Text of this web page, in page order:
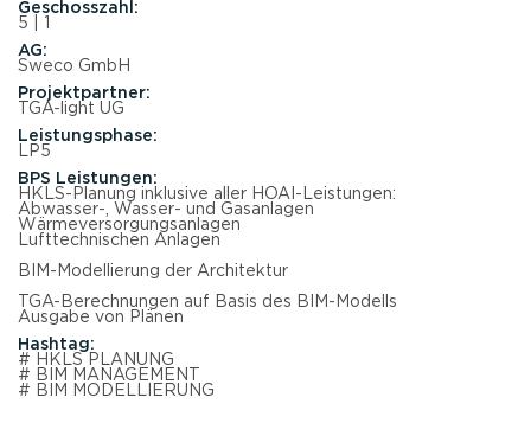
Geschosszahl:
5 | 1
AG:
Sweco GmbH​
Projektpartner:
TGA-light UG
Leistungsphase:
LP5
BPS Leistungen:
HKLS-Planung inklusive aller HOAI-Leistungen:
Abwasser-, Wasser- und Gasanlagen
Wärmeversorgungsanlagen
Lufttechnischen Anlagen
BIM-Modellierung der Architektur
TGA-Berechnungen auf Basis des BIM-Modells
Ausgabe von Plänen
Hashtag:
# HKLS PLANUNG
# BIM MANAGEMENT
# BIM MODELLIERUNG